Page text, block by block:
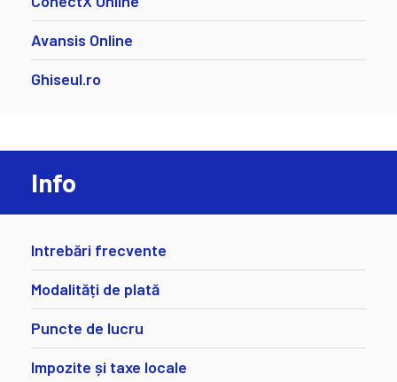
Avansis Online
Ghiseul.ro
Info
Intrebări frecvente
Modalități de plată
Puncte de lucru
Impozite și taxe locale